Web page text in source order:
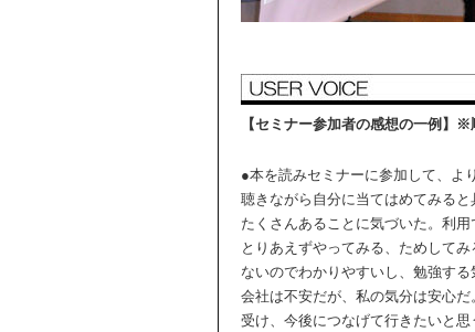
【セミナー参加者の感想の一例】※
●本を読みセミナーに参加して、よ
聴きながら自分に当てはめてみる
たくさんあることに気づいた。利用
とりあえずやってみる、ためして
ないのでわかりやすいし、勉強する
会社は不安だが、私の気分は安心
受け、今後につなげて行きたいと思